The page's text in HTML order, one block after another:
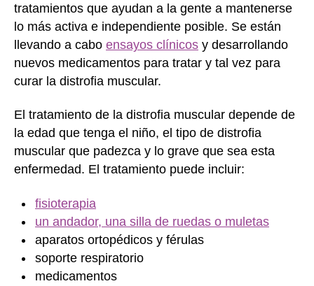
tratamientos que ayudan a la gente a mantenerse
lo más activa e independiente posible. Se están
llevando a cabo ensayos clínicos y desarrollando
nuevos medicamentos para tratar y tal vez para
curar la distrofia muscular.
El tratamiento de la distrofia muscular depende de
la edad que tenga el niño, el tipo de distrofia
muscular que padezca y lo grave que sea esta
enfermedad. El tratamiento puede incluir:
fisioterapia
un andador, una silla de ruedas o muletas
aparatos ortopédicos y férulas
soporte respiratorio
medicamentos